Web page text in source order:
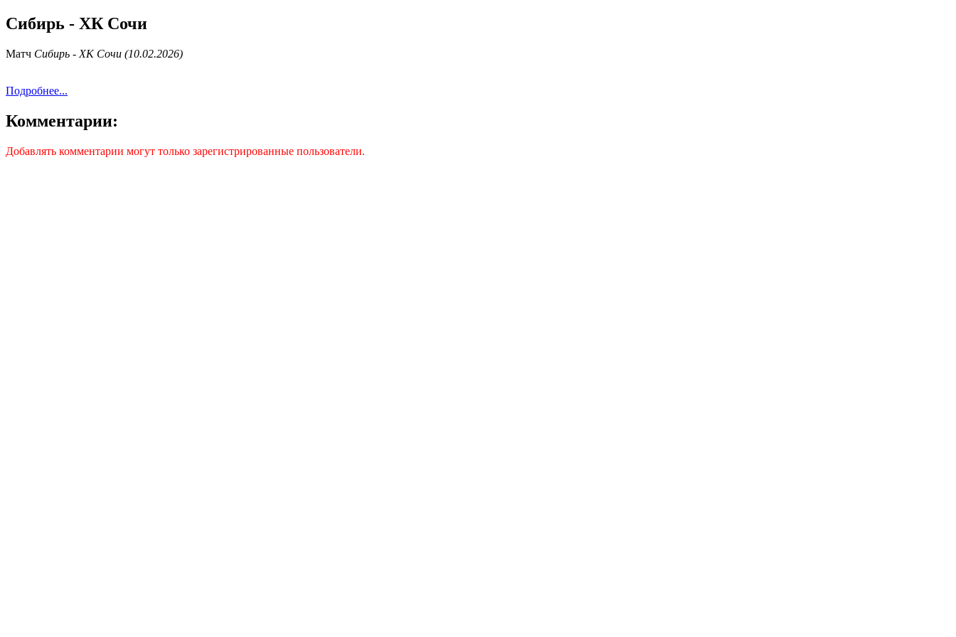
Сибирь - ХК Сочи
Матч Сибирь - ХК Сочи (10.02.2026)
Подробнее...
Комментарии:
Добавлять комментарии могут только зарегистрированные пользователи.